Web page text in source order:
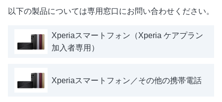
以下の製品については専用窓口にお問い合わせください。
Xperiaスマートフォン（Xperia ケアプラン
加入者専用）
Xperiaスマートフォン／その他の携帯電話